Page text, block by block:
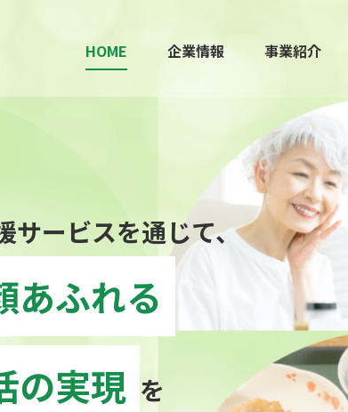
HOME 企業情報 事業紹介
あふれる
の実現
護施設向け給食サービス（完全調理品
パー和食」「一汁四菜」
は
八重洲ライフだけ
おたスマ市場で
お買い物の楽しみを！
EC事業(おたスマ市場)
・福祉とシニアの採用・
なら「OKジョブシニア」
人材紹介・派遣事業(OKジョブ)
ケアから終活までシニア
イキイキライフを応援
ライフサービス事業